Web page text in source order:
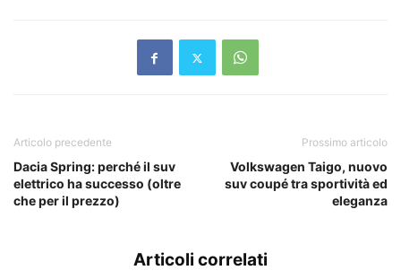
Articolo precedente
Dacia Spring: perché il suv
elettrico ha successo (oltre
che per il prezzo)
Prossimo articolo
Volkswagen Taigo, nuovo
suv coupé tra sportività ed
eleganza
Articoli correlati